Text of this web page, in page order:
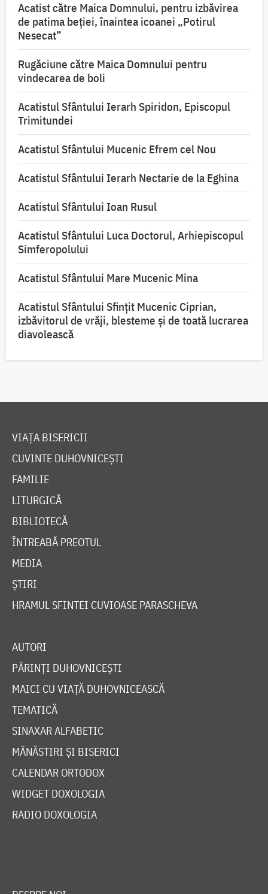
Acatist către Maica Domnului, pentru izbăvirea
de patima beției, înaintea icoanei „Potirul
Nesecat”
Rugăciune către Maica Domnului pentru
vindecarea de boli
Acatistul Sfântului Ierarh Spiridon, Episcopul
Trimitundei
Acatistul Sfântului Mucenic Efrem cel Nou
Acatistul Sfântului Ierarh Nectarie de la Eghina
Acatistul Sfântului Ioan Rusul
Acatistul Sfântului Luca Doctorul, Arhiepiscopul
Simferopolului
Acatistul Sfântului Mare Mucenic Mina
Acatistul Sfântului Sfințit Mucenic Ciprian,
izbăvitorul de vrăji, blesteme și de toată lucrarea
diavolească
VIAȚA BISERICII
CUVINTE DUHOVNICEȘTI
FAMILIE
LITURGICĂ
BIBLIOTECĂ
ÎNTREABĂ PREOTUL
MEDIA
ȘTIRI
HRAMUL SFINTEI CUVIOASE PARASCHEVA
AUTORI
PĂRINȚI DUHOVNICEȘTI
MAICI CU VIAȚĂ DUHOVNICEASCĂ
TEMATICĂ
SINAXAR ALFABETIC
MĂNĂSTIRI ȘI BISERICI
CALENDAR ORTODOX
WIDGET DOXOLOGIA
RADIO DOXOLOGIA